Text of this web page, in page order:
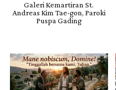
Galeri Kemartiran St.
Andreas Kim Tae-gon, Paroki
Puspa Gading